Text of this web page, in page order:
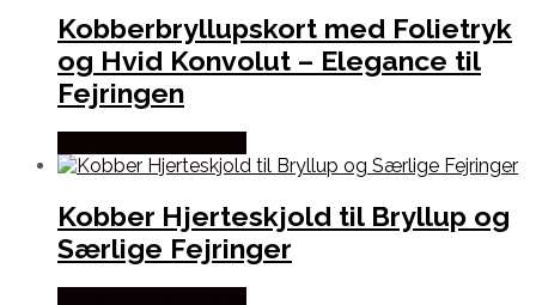
Kobberbryllupskort med Folietryk
og Hvid Konvolut – Elegance til
Fejringen
Kobber Hjerteskjold til Bryllup og
Særlige Fejringer